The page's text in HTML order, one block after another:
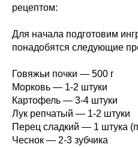
рецептом:
Для начала подготовим
понадобятся следующие
Говяжьи почки — 500 г
Морковь — 1-2 штуки
Картофель — 3-4 штуки
Лук репчатый — 1-2 штуки
Перец сладкий — 1 штука
Чеснок — 2-3 зубчика